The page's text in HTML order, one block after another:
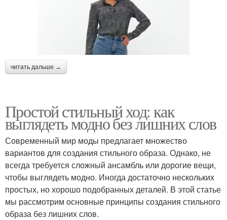
читать дальше →
Простой стильный ход: как
выглядеть модно без лишних слов
Современный мир моды предлагает множество
вариантов для создания стильного образа. Однако, не
всегда требуется сложный ансамбль или дорогие вещи,
чтобы выглядеть модно. Иногда достаточно нескольких
простых, но хорошо подобранных деталей. В этой статье
мы рассмотрим основные принципы создания стильного
образа без лишних слов.